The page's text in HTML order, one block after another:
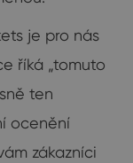
je pro nás
říká „tomuto
ten
ocenění
zákazníci